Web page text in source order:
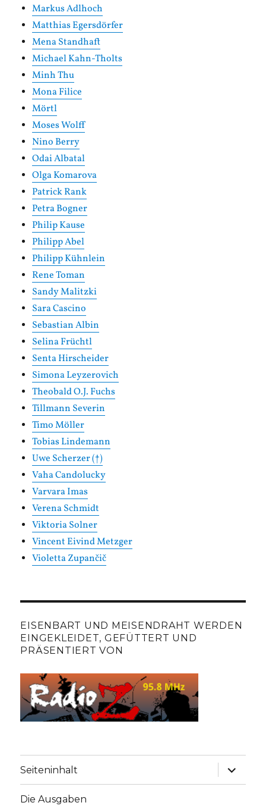
Markus Adlhoch
Matthias Egersdörfer
Mena Standhaft
Michael Kahn-Tholts
Minh Thu
Mona Filice
Mörtl
Moses Wolff
Nino Berry
Odai Albatal
Olga Komarova
Patrick Rank
Petra Bogner
Philip Kause
Philipp Abel
Philipp Kühnlein
Rene Toman
Sandy Malitzki
Sara Cascino
Sebastian Albin
Selina Früchtl
Senta Hirscheider
Simona Leyzerovich
Theobald O.J. Fuchs
Tillmann Severin
Timo Möller
Tobias Lindemann
Uwe Scherzer (†)
Vaha Candolucky
Varvara Imas
Verena Schmidt
Viktoria Solner
Vincent Eivind Metzger
Violetta Zupančič
EISENBART UND MEISENDRAHT WERDEN
EINGEKLEIDET, GEFÜTTERT UND
PRÄSENTIERT VON
Seiteninhalt
Die Ausgaben